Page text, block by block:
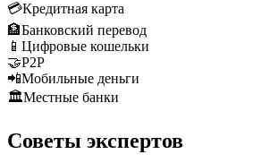
💳Кредитная карта
🏦Банковский перевод
📱 Цифровые кошельки
🤝P2P
📲Мобильные деньги
🏛️Местные банки
Советы экспертов